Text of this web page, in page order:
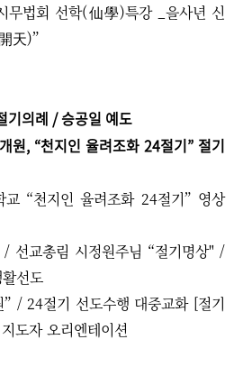
무법회 선학(仙學)특강 _을사년 신
天)”
기의례 / 승공일 예도
원, “천지인 율려조화 24절기” 절기
교 “천지인 율려조화 24절기” 영상
/ 선교총림 시정원주님 “절기명상" /
선도
/ 24절기 선도수행 대중교화 [절기
도자 오리엔테이션